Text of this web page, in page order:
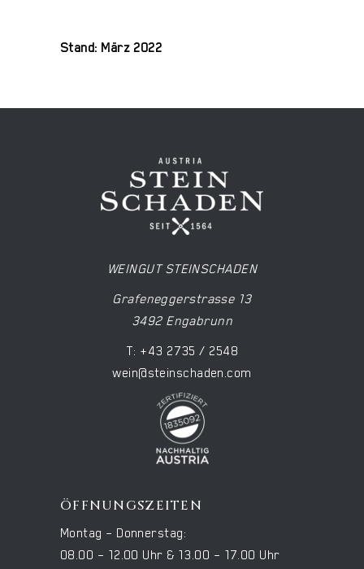
Stand: März 2022
WEINGUT STEINSCHADEN
Grafeneggerstrasse 13
3492 Engabrunn
T: +43 2735 / 2548
wein@steinschaden.com
ÖFFNUNGSZEITEN
Montag – Donnerstag:
08.00 – 12.00 Uhr & 13.00 – 17.00 Uhr